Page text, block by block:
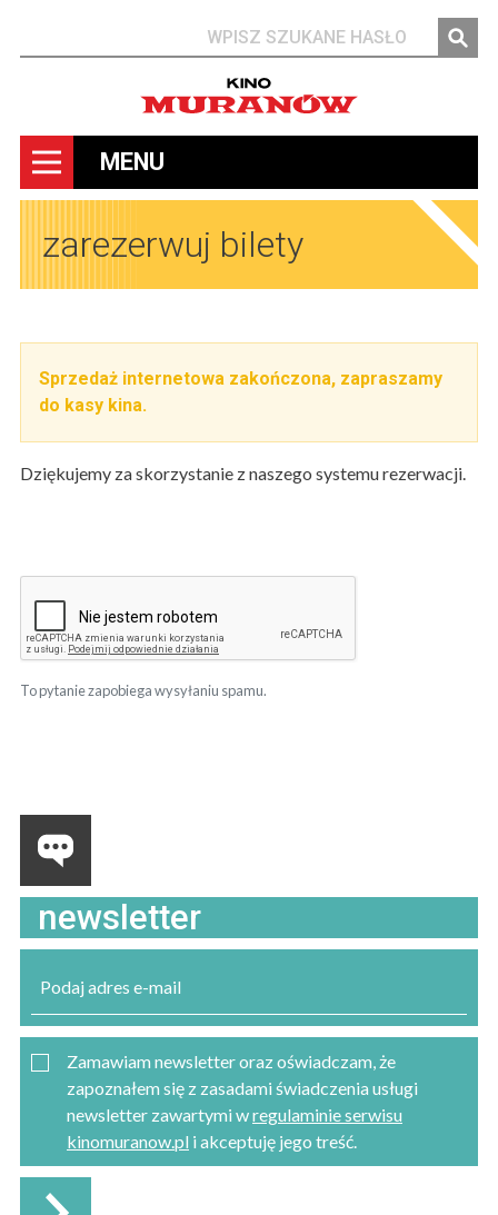
MENU
zarezerwuj bilety
Sprzedaż internetowa zakończona, zapraszamy
do kasy kina.
Dziękujemy za skorzystanie z naszego systemu rezerwacji.
To pytanie zapobiega wysyłaniu spamu.
newsletter
Zamawiam newsletter oraz oświadczam, że
zapoznałem się z zasadami świadczenia usługi
newsletter zawartymi wregulaminie serwisu
kinomuranow.pl i akceptuję jego treść.